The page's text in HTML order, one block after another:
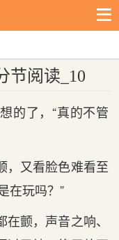
节阅读_10
的了，“真的不管
，又看脸色难看至
在玩吗？”
颤，声音之响、